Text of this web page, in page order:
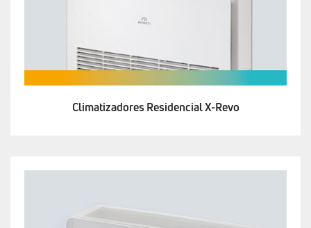
Climatizadores Residencial X-Revo